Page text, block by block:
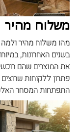
משלוח מהיר
מהו משלוח מהיר ולמה
בשנים האחרונות,
את המוצרים שהם
פתרון ללקוחות
התפתחות המסחר